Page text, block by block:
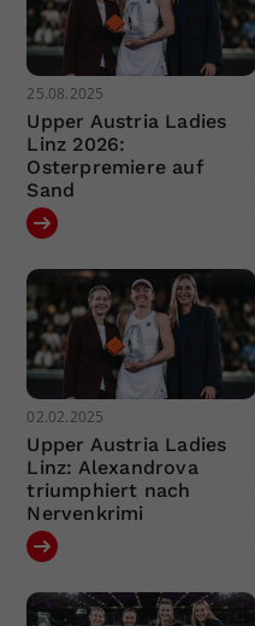
25.08.2025
Upper Austria Ladies
Linz 2026:
Osterpremiere auf
Sand
02.02.2025
Upper Austria Ladies
Linz: Alexandrova
triumphiert nach
Nervenkrimi